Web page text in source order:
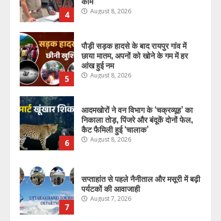
4 August 8, 2026
5
पौड़ी सड़क हादसे के बाद रायपुर गांव में
छाया मातम, अपनों को खोने के गम में हर
आंख हुई नम
August 8, 2026
6
आदमखोरों ने वन विभाग के ‘चक्रव्यूह’ का
निकाला तोड़, पिंजरे और बंदूकें दोनों फेल,
कैट फैमिली हुई ‘चालाक’
August 8, 2026
7
सप्ताहांत से पहले नैनीताल और मसूरी में बढ़ी
पर्यटकों की आवाजाही
August 7, 2026